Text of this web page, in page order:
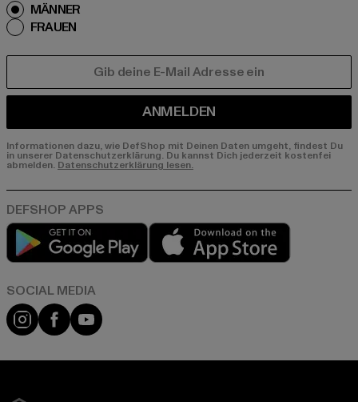
MÄNNER
FRAUEN
ANMELDEN
Informationen dazu, wie DefShop mit Deinen Daten umgeht, findest Du
in unserer Datenschutzerklärung. Du kannst Dich jederzeit kostenfei
abmelden. Datenschutzerklärung lesen.
Play market
Instagram
FacebookYouTube